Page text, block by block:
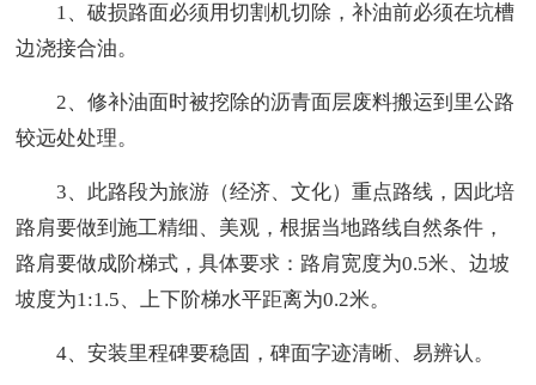
1、破损路面必须用切割机切除，补油前必须在坑槽
边浇接合油。
2、修补油面时被挖除的沥青面层废料搬运到里公路
较远处处理。
3、此路段为旅游（经济、文化）重点路线，因此培
路肩要做到施工精细、美观，根据当地路线自然条件，
路肩要做成阶梯式，具体要求：路肩宽度为0.5米、边坡
坡度为1:1.5、上下阶梯水平距离为0.2米。
4、安装里程碑要稳固，碑面字迹清晰、易辨认。